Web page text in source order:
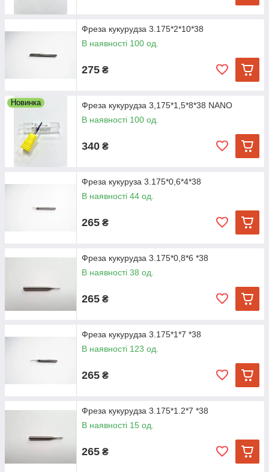
Фреза кукурудза 3.175*2*10*38
В наявності 100 од.
275 ₴
Новинка
Фреза кукурудза 3,175*1,5*8*38 NANO
В наявності 100 од.
340 ₴
Фреза кукуруза 3.175*0,6*4*38
В наявності 44 од.
265 ₴
Фреза кукурудза 3.175*0,8*6 *38
В наявності 38 од.
265 ₴
Фреза кукурудза 3.175*1*7 *38
В наявності 123 од.
265 ₴
Фреза кукурудза 3.175*1.2*7 *38
В наявності 15 од.
265 ₴